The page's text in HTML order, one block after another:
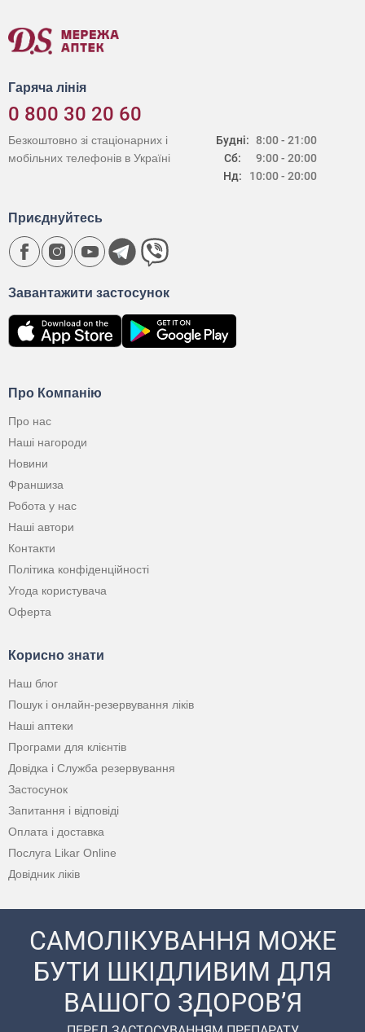
Гаряча лінія
0 800 30 20 60
Будні:
Сб:
Нд:
8:00 - 21:00
9:00 - 20:00
10:00 - 20:00
Безкоштовно зі стаціонарних і
мобільних телефонів в Україні
Про Компанію
Про нас
Наші нагороди
Новини
Франшиза
Робота у нас
Наші автори
Контакти
Політика конфіденційності
Угода користувача
Оферта
Корисно знати
Наш блог
Пошук і онлайн-резервування ліків
Наші аптеки
Програми для клієнтів
Довідка і Служба резервування
Застосунок
Запитання і відповіді
Оплата і доставка
Послуга Likar Online
Довідник ліків
Завантажити застосунок
Приєднуйтесь
САМОЛІКУВАННЯ МОЖЕ
БУТИ ШКІДЛИВИМ ДЛЯ
ВАШОГО ЗДОРОВ’Я